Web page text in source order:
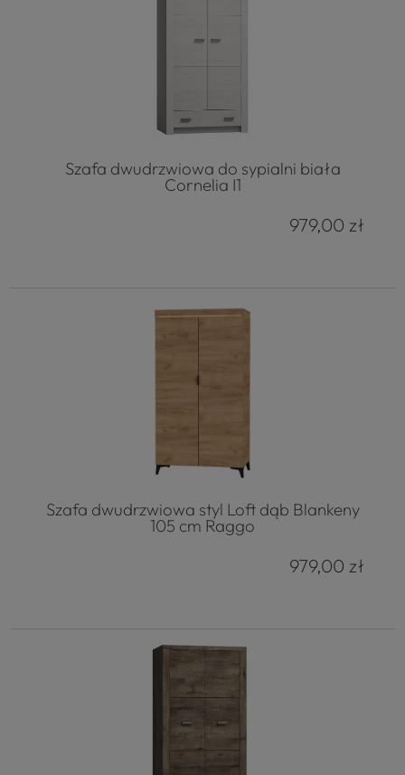
Szafa dwudrzwiowa do sypialni biała
Cornelia I1
979,00 zł
Szafa dwudrzwiowa styl Loft dąb Blankeny
105 cm Raggo
979,00 zł
z całego okresu